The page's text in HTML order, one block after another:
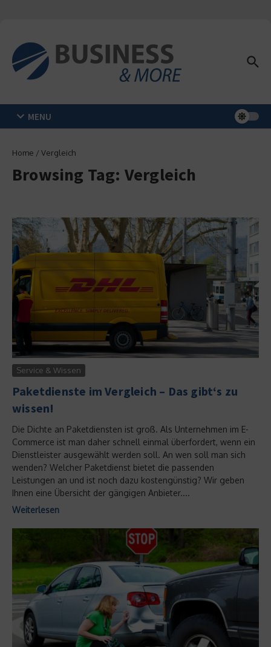
MENU
Home / Vergleich
Browsing Tag: Vergleich
Service & Wissen
Paketdienste im Vergleich – Das gibt‘s zu
wissen!
Die Dichte an Paketdiensten ist groß. Als Unternehmen im E-
Commerce ist man daher schnell einmal überfordert, wenn ein
Dienstleister ausgewählt werden soll. An wen soll man sich
wenden? Welcher Paketdienst bietet die passenden
Leistungen an und ist noch dazu kostengünstig? Wir geben
Ihnen eine Übersicht der gängigen Anbieter....
Weiterlesen